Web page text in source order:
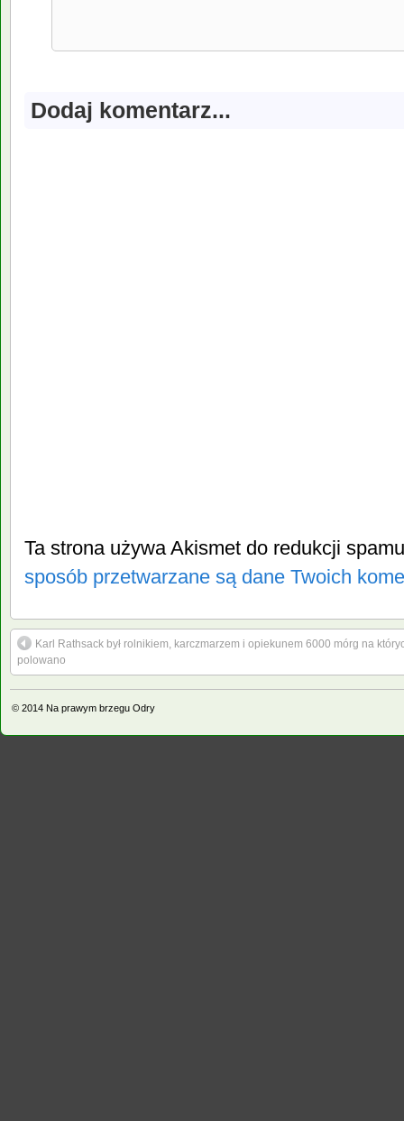
Dodaj komentarz...
Ta strona używa Akismet do redukcji
sposób przetwarzane są dane Twoich
Karl Rathsack był rolnikiem, karczmarzem i opiekunem 6000 mórg na
polowano
© 2014 Na prawym brzegu Odry